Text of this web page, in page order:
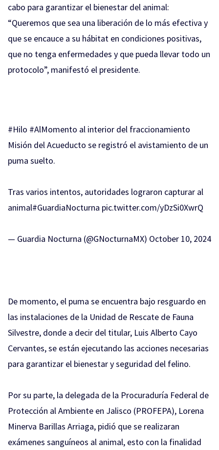
cabo para garantizar el bienestar del animal:
“Queremos que sea una liberación de lo más efectiva y
que se encauce a su hábitat en condiciones positivas,
que no tenga enfermedades y que pueda llevar todo un
protocolo”, manifestó el presidente.
#Hilo #AlMomento al interior del fraccionamiento
Misión del Acueducto se registró el avistamiento de un
puma suelto.
Tras varios intentos, autoridades lograron capturar al
animal#GuardiaNocturna pic.twitter.com/yDzSi0XwrQ
— Guardia Nocturna (@GNocturnaMX) October 10, 2024
De momento, el puma se encuentra bajo resguardo en
las instalaciones de la Unidad de Rescate de Fauna
Silvestre, donde a decir del titular, Luis Alberto Cayo
Cervantes, se están ejecutando las acciones necesarias
para garantizar el bienestar y seguridad del felino.
Por su parte, la delegada de la Procuraduría Federal de
Protección al Ambiente en Jalisco (PROFEPA), Lorena
Minerva Barillas Arriaga, pidió que se realizaran
exámenes sanguíneos al animal, esto con la finalidad